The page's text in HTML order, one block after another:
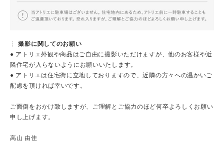
┆撮影に関してのお願い
● アトリエ外観や商品はご自由に撮影いただけますが、他のお客様や近
隣住宅が入らないようにお願いいたします。
● アトリエは住宅街に立地しておりますので、近隣の方々への温かいご
配慮を頂ければ幸いです。
ご面倒をおかけ致しますが、ご理解とご協力のほど何卒よろしくお願い
申し上げます。
高山 由佳